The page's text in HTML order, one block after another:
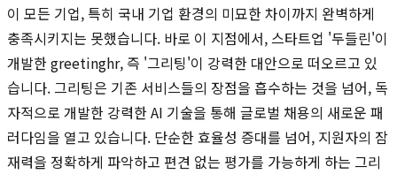
이 모든 기업, 특히 국내 기업 환경의 미묘한 차이까지 완벽하게
충족시키지는 못했습니다. 바로 이 지점에서, 스타트업 '두들린'이
개발한 greetinghr, 즉 '그리팅'이 강력한 대안으로 떠오르고 있
습니다. 그리팅은 기존 서비스들의 장점을 흡수하는 것을 넘어, 독
자적으로 개발한 강력한 AI 기술을 통해 글로벌 채용의 새로운 패
러다임을 열고 있습니다. 단순한 효율성 증대를 넘어, 지원자의 잠
재력을 정확하게 파악하고 편견 없는 평가를 가능하게 하는 그리